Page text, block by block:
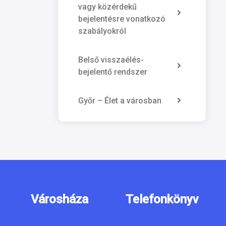
vagy közérdekű
bejelentésre vonatkozó
szabályokról
Belső visszaélés-
bejelentő rendszer
Győr – Élet a városban
Városháza Telefonkönyv